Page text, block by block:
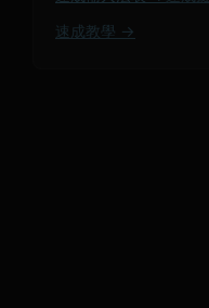
速成教學 →